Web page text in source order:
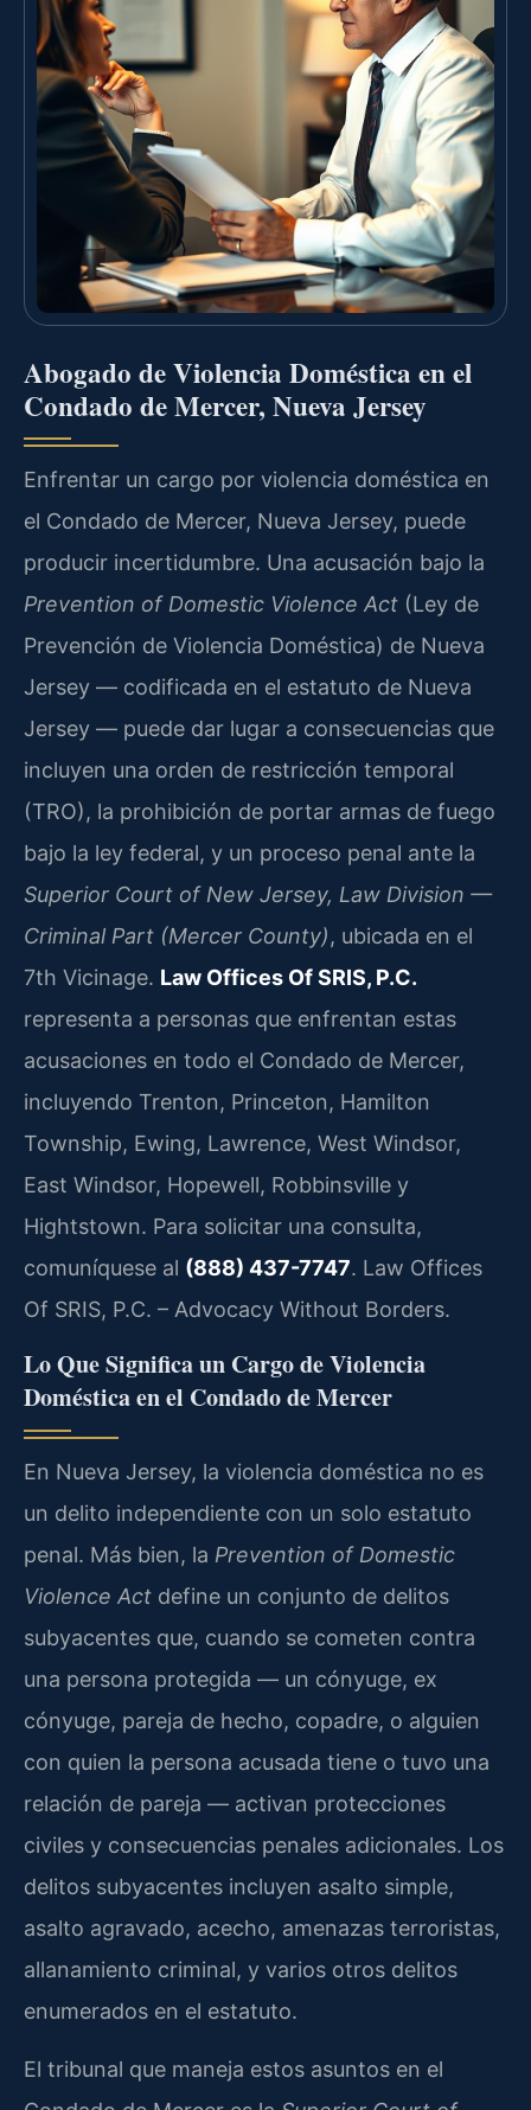
Abogado de Violencia Doméstica en el
Condado de Mercer, Nueva Jersey
Enfrentar un cargo por violencia doméstica en
el Condado de Mercer, Nueva Jersey, puede
producir incertidumbre. Una acusación bajo la
Prevention of Domestic Violence Act (Ley de
Prevención de Violencia Doméstica) de Nueva
Jersey — codificada en el estatuto de Nueva
Jersey — puede dar lugar a consecuencias que
incluyen una orden de restricción temporal
(TRO), la prohibición de portar armas de fuego
bajo la ley federal, y un proceso penal ante la
Superior Court of New Jersey, Law Division —
Criminal Part (Mercer County), ubicada en el
7th Vicinage. Law Offices Of SRIS, P.C.
representa a personas que enfrentan estas
acusaciones en todo el Condado de Mercer,
incluyendo Trenton, Princeton, Hamilton
Township, Ewing, Lawrence, West Windsor,
East Windsor, Hopewell, Robbinsville y
Hightstown. Para solicitar una consulta,
comuníquese al (888) 437-7747. Law Offices
Of SRIS, P.C. – Advocacy Without Borders.
Lo Que Significa un Cargo de Violencia
Doméstica en el Condado de Mercer
En Nueva Jersey, la violencia doméstica no es
un delito independiente con un solo estatuto
penal. Más bien, la Prevention of Domestic
Violence Act define un conjunto de delitos
subyacentes que, cuando se cometen contra
una persona protegida — un cónyuge, ex
cónyuge, pareja de hecho, copadre, o alguien
con quien la persona acusada tiene o tuvo una
relación de pareja — activan protecciones
civiles y consecuencias penales adicionales. Los
delitos subyacentes incluyen asalto simple,
asalto agravado, acecho, amenazas terroristas,
allanamiento criminal, y varios otros delitos
enumerados en el estatuto.
El tribunal que maneja estos asuntos en el